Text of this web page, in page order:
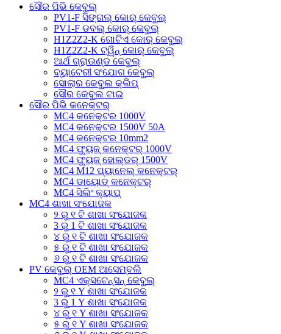
ସୌର ପିଭି କେବୁଲ୍
PV1-F ସିଙ୍ଗଲ୍ କୋର୍ କେବୁଲ୍
PV1-F ଡବଲ୍ କୋର୍ କେବୁଲ୍
H1Z2Z2-K ଗୋଟିଏ କୋର୍ କେବୁଲ୍
H1Z2Z2-K ଟ୍ୱିନ୍ କୋର୍ କେବୁଲ୍
ଆର୍ଥ ଗ୍ରାଉଣ୍ଡ କେବୁଲ୍
ବ୍ୟାଟେରୀ ସଂଯୋଗ କେବୁଲ୍
ସୋଲାର କେବୁଲ କ୍ଲିପ୍
ସୌର କେବୁଲ ଟାଇ
ସୌର ପିଭି କନେକ୍ଟର୍
MC4 କନେକ୍ଟର 1000V
MC4 କନେକ୍ଟର 1500V 50A
MC4 କନେକ୍ଟର 10mm2
MC4 ଫ୍ୟୁଜ୍ କନେକ୍ଟର୍ 1000V
MC4 ଫ୍ୟୁଜ୍ ହୋଲ୍ଡର୍ 1500V
MC4 M12 ପ୍ୟାନେଲ୍ କନେକ୍ଟର୍
MC4 ଡାୟୋଡ୍ କନେକ୍ଟର୍
MC4 ସିଲିଂ କ୍ୟାପ୍
MC4 ଶାଖା ସଂଯୋଜକ
୨ ରୁ ୧ ଟି ଶାଖା ସଂଯୋଜକ
3 ରୁ 1 ଟି ଶାଖା ସଂଯୋଜକ
୪ ରୁ ୧ ଟି ଶାଖା ସଂଯୋଜକ
୫ ରୁ ୧ ଟି ଶାଖା ସଂଯୋଜକ
୬ ରୁ ୧ ଟି ଶାଖା ସଂଯୋଜକ
PV କେବୁଲ୍ OEM ଆସେମ୍ବଲି
MC4 ଏକ୍ସଟେନ୍ସନ୍ କେବୁଲ୍
୨ ରୁ ୧ Y ଶାଖା ସଂଯୋଜକ
3 ରୁ 1 Y ଶାଖା ସଂଯୋଜକ
୪ ରୁ ୧ Y ଶାଖା ସଂଯୋଜକ
୫ ରୁ ୧ Y ଶାଖା ସଂଯୋଜକ